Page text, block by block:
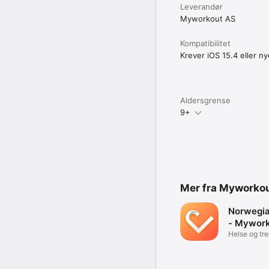
Leverandør
Myworkout AS
Kompatibilitet
Krever iOS 15.4 eller
Aldersgrense
9+
Mer fra
-
Helse og